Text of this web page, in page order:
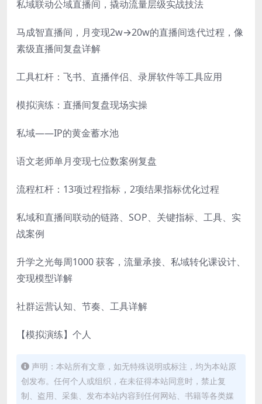
私域联动公域直播间，撬动流量层级实战技法
马成智直播间，月变现2w→20w的直播间迭代过程，像
素级直播间复盘详解
工具杠杆：飞书、直播伴侣、录屏软件等工具应用
模拟演练：直播间复盘现场实操
私域——IP的黄金蓄水池
语文老师单月变现七位数案例复盘
流程杠杆：13项过程指标，2项结果指标优化过程
私域和直播间联动的链路、SOP、关键指标、工具、实
战案例
升学之光每周1000 获客，流量承接、私域转化课设计、
变现模型详解
社群运营认知、节奏、工具详解
【模拟演练】个人
声明：本站所有文章，如无特殊说明或标注，均为本站原
创发布。任何个人或组织，在未征得本站同意时，禁止复
制、盗用、采集、发布本站内容到任何网站、书籍等各类媒